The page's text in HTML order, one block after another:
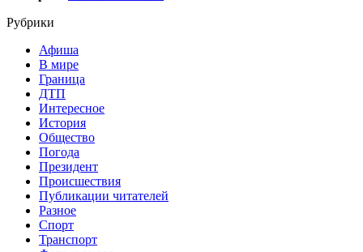
Рубрики
Афиша
В мире
Граница
ДТП
Интересное
История
Общество
Погода
Президент
Происшествия
Публикации читателей
Разное
Спорт
Транспорт